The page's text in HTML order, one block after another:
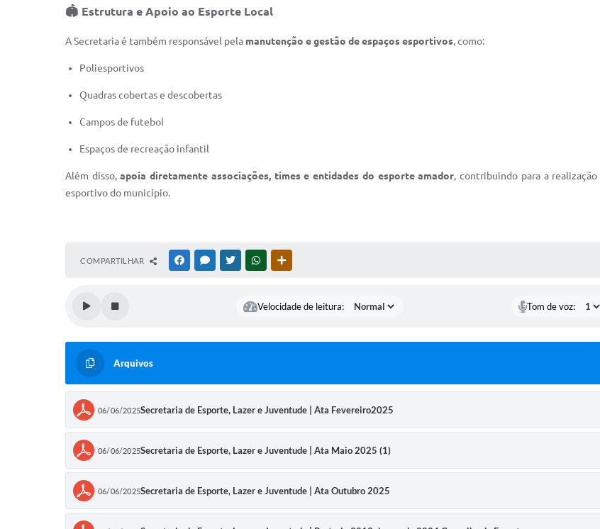
🏟️ Estrutura e Apoio ao Esporte Local
A Secretaria é também responsável pela manutenção e gestão de espaços esportivos, como:
Poliesportivos
Quadras cobertas e descobertas
Campos de futebol
Espaços de recreação infantil
Além disso,apoia diretamente associações, times e entidades do esporte amador, contribuindo para a
esportivo do município.
COMPARTILHAR FACEBOOKMESSENGER
TWITTERWHATSAPP
Velocidade de leitura: Tom de voz:
Arquivos
06/06/2025Secretaria de Esporte, Lazer e Juventude | Ata Fevereiro2025
06/06/2025Secretaria de Esporte, Lazer e Juventude | Ata Maio 2025 (1)
06/06/2025Secretaria de Esporte, Lazer e Juventude | Ata Outubro 2025